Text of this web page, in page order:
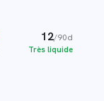
12/90d
Très liquide